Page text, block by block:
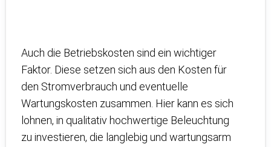
Auch die Betriebskosten sind ein wichtiger
Faktor. Diese setzen sich aus den Kosten für
den Stromverbrauch und eventuelle
Wartungskosten zusammen. Hier kann es sich
lohnen, in qualitativ hochwertige Beleuchtung
zu investieren, die langlebig und wartungsarm